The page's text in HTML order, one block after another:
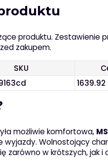
produktu. Zestawienie
zakupem.
SKU
1639.92
możliwie komfortowa,
Wolnostojący
zarówno w krótszych, jak i